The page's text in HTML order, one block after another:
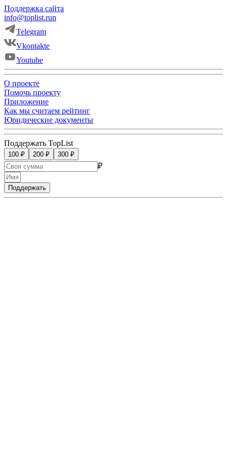
Поддержка сайта
info@toplist.run
Telegram
Vkontakte
Youtube
О проекте
Помочь проекту
Приложение
Как мы считаем рейтинг
Юридические документы
Поддержать TopList
100 ₽ 200 ₽ 300 ₽
₽
Поддержать